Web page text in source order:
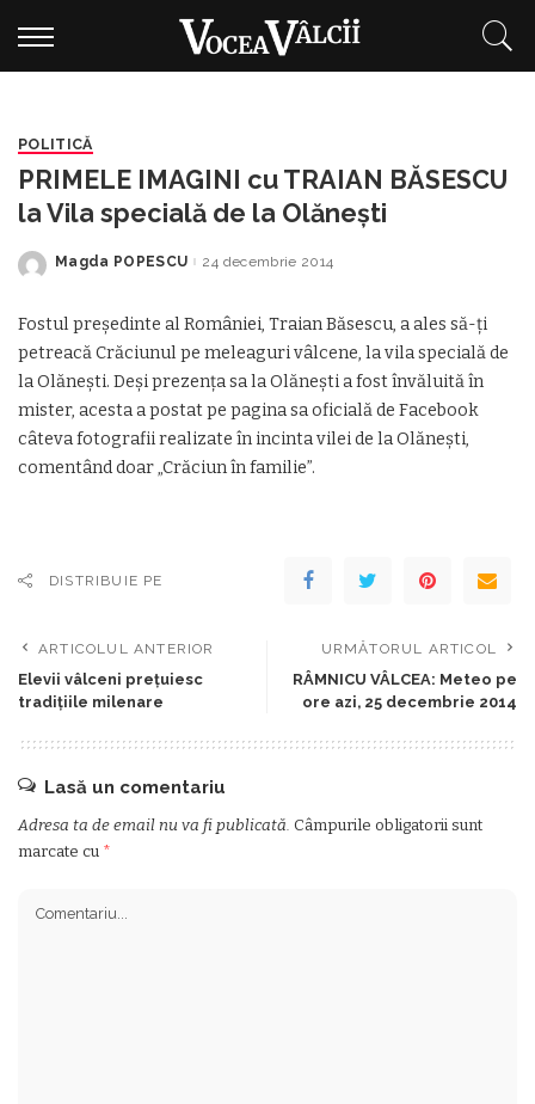
POLITICĂ
PRIMELE IMAGINI cu TRAIAN BĂSESCU
la Vila specială de la Olănești
Posted
Magda POPESCU 24 decembrie 2014
Fostul președinte al României, Traian Băsescu, a ales să-ți
petreacă Crăciunul pe meleaguri vâlcene, la vila specială de
la Olănești. Deși prezența sa la Olănești a fost învăluită în
mister, acesta a postat pe pagina sa oficială de Facebook
câteva fotografii realizate în incinta vilei de la Olănești,
comentând doar „Crăciun în familie”.
DISTRIBUIE PE
ARTICOLUL ANTERIOR
Elevii vâlceni prețuiesc
tradițiile milenare
URMĂTORUL ARTICOL
RÂMNICU VÂLCEA: Meteo pe
ore azi, 25 decembrie 2014
Lasă un comentariu
Adresa ta de email nu va fi publicată. Câmpurile obligatorii sunt
marcate cu *